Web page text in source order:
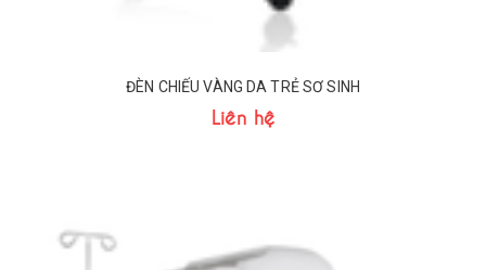
ĐÈN CHIẾU VÀNG DA TRẺ SƠ SINH
Liên hệ